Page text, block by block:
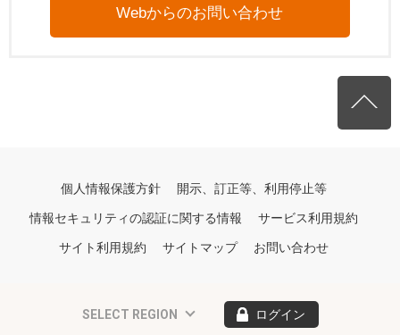
Webからのお問い合わせ
個人情報保護方針 開示、訂正等、利用停止等
情報セキュリティの認証に関する情報 サービス利用規約
サイト利用規約 サイトマップ お問い合わせ
SELECT REGION ログイン